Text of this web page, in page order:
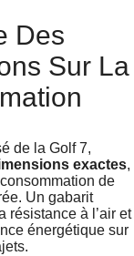
Des
Sur La
de la Golf 7,
exactes,
de
Un gabarit
résistance à l’air et
énergétique sur